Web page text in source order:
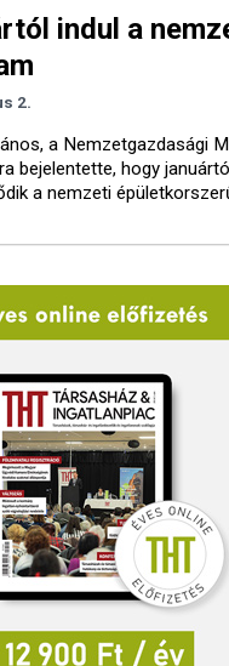
indul a
2.
a Nemzetgazdasági
bejelentette, hogy
a nemzeti